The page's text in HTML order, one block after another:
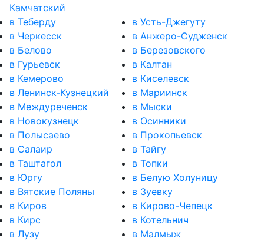
Камчатский
в Теберду
в Усть-Джегуту
в Черкесск
в Анжеро-Судженск
в Белово
в Березовского
в Гурьевск
в Калтан
в Кемерово
в Киселевск
в Ленинск-Кузнецкий
в Мариинск
в Междуреченск
в Мыски
в Новокузнецк
в Осинники
в Полысаево
в Прокопьевск
в Салаир
в Тайгу
в Таштагол
в Топки
в Юргу
в Белую Холуницу
в Вятские Поляны
в Зуевку
в Киров
в Кирово-Чепецк
в Кирс
в Котельнич
в Лузу
в Малмыж